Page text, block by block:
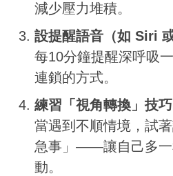
減少壓力堆積。
設提醒語音（如 Siri
每10分鐘提醒深呼吸
連鎖的方式。
練習「視角轉換」技巧
當遇到不順情境，試
急事」——讓自己多一
動。